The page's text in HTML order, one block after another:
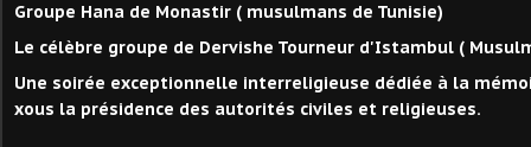
Groupe Hana de Monastir ( musulmans de Tunisie)
Le célèbre groupe de Dervishe Tourneur d'Istambul (
Une soirée exceptionnelle interreligieuse dédiée à la
xous la présidence des autorités civiles et religieuses.